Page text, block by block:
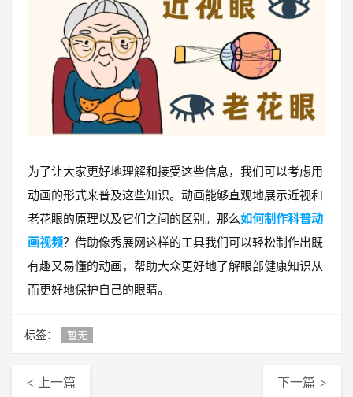
为了让大家更好地理解和接受这些信息，我们可以考虑用
动画的形式来普及这些知识。动画能够直观地展示近视和
老花眼的原理以及它们之间的区别。那么如何制作科普动
画视频？借助像秀展网这样的工具我们可以轻松制作出既
有趣又易懂的动画，帮助大众更好地了解眼部健康知识从
而更好地保护自己的眼睛。
标签： 暂无
< 上一篇 下一篇 >